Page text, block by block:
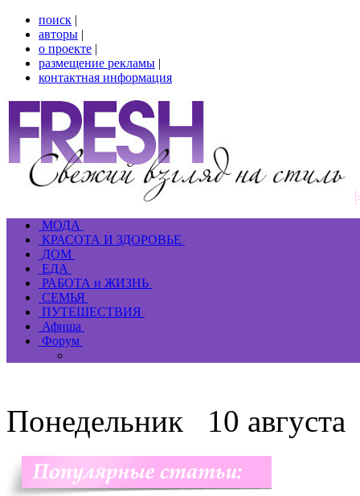
поиск |
авторы |
о проекте |
размещение рекламы |
контактная информация
МОДА
КРАСОТА И ЗДОРОВЬЕ
ДОМ
ЕДА
РАБОТА и ЖИЗНЬ
СЕМЬЯ
ПУТЕШЕСТВИЯ
Афиша
Форум
Понедельник 10 августа